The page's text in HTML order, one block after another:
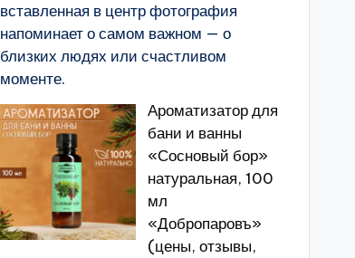
вставленная в центр фотография
напоминает о самом важном — о
близких людях или счастливом
моменте.
Ароматизатор для
бани и ванны
«Сосновый бор»
натуральная, 100
мл
«Добропаровъ»
(цены, отзывы,